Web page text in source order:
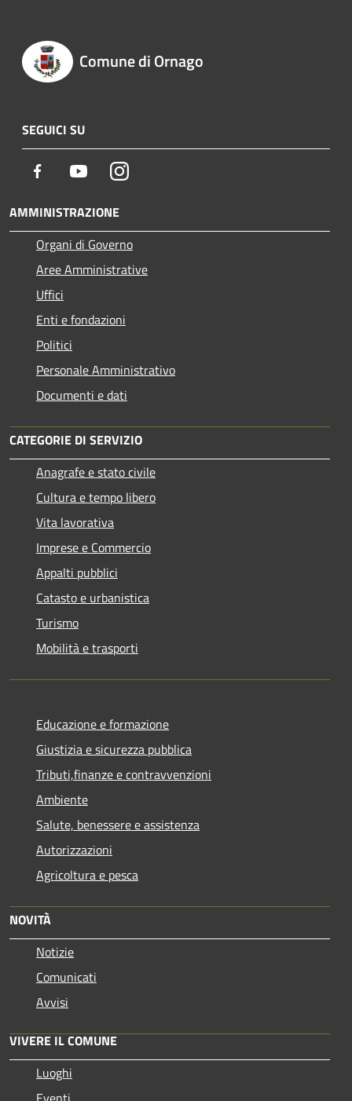
Comune di Ornago
SEGUICI SU
Facebook YoutubeInstagram
AMMINISTRAZIONE
Organi di Governo
Aree Amministrative
Uffici
Enti e fondazioni
Politici
Personale Amministrativo
Documenti e dati
CATEGORIE DI SERVIZIO
Anagrafe e stato civile
Cultura e tempo libero
Vita lavorativa
Imprese e Commercio
Appalti pubblici
Catasto e urbanistica
Turismo
Mobilità e trasporti
Educazione e formazione
Giustizia e sicurezza pubblica
Tributi,finanze e contravvenzioni
Ambiente
Salute, benessere e assistenza
Autorizzazioni
Agricoltura e pesca
NOVITÀ
Notizie
Comunicati
Avvisi
VIVERE IL COMUNE
Luoghi